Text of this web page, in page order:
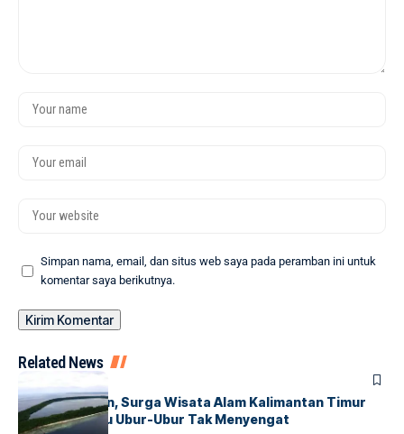
Simpan nama, email, dan situs web saya pada peramban ini untuk
komentar saya berikutnya.
Related News
Pulau Kakaban, Surga Wisata Alam Kalimantan Timur
dengan Danau Ubur-Ubur Tak Menyengat